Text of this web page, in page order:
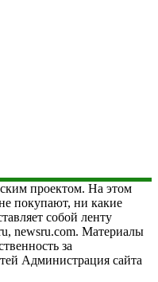
проектом. На этом
покупают, ни какие
собой ленту
newsru.com. Материалы
за
Администрация сайта